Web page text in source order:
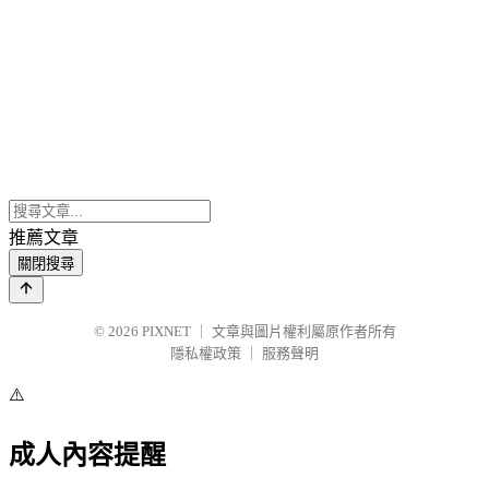
推薦文章
關閉搜尋
© 2026 PIXNET
文章與圖片權利屬原作者所有
隱私權政策
服務聲明
⚠️
成人內容提醒